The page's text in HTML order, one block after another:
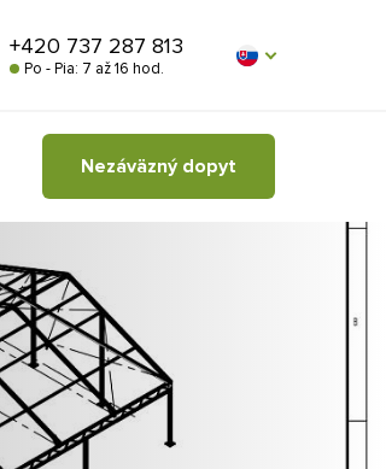
+420 737 287 813
Po - Pia: 7 až 16 hod.
Nezáväzný dopyt